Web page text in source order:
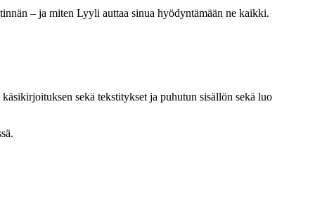
– ja miten Lyyli auttaa sinua hyödyntämään ne kaikki.
sekä tekstitykset ja puhutun sisällön sekä luo